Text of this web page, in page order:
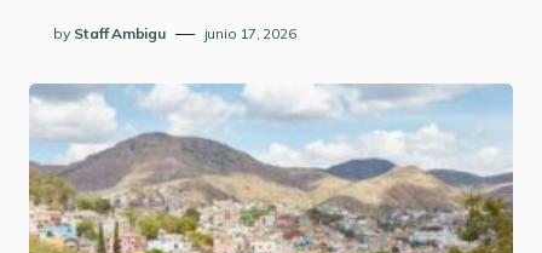
by Staff Ambigu junio 17, 2026